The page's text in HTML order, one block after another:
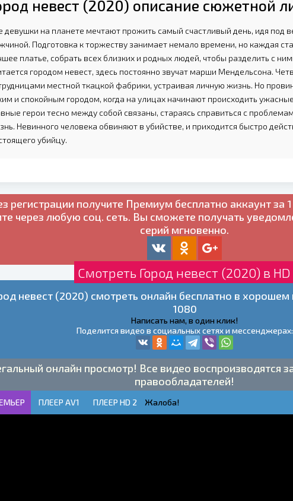
невест (2020) описание сюжетной
девушки на планете мечтают прожить самый счастливый день, идя под
Подготовка к торжеству занимает немало времени, но каждая
платье, собрать всех близких и родных людей, чтобы разделить с
городом невест, здесь постоянно звучат марши Мендельсона.
местной ткацкой фабрики, устраивая личную жизнь. Но
и спокойным городом, когда на улицах начинают происходить
герои тесно между собой связаны, стараясь справиться с
Невинного человека обвиняют в убийстве, и приходится быстро
убийцу.
регистрации получите Премиум бесплатно аккаунт за
через любую соц. сеть. Вы сможете получать
серий мгновенно.
Смотреть Город невест (2020) в HD
невест (2020) смотреть онлайн бесплатно в хорошем
1080
Написать нам, в один клик!
Поделится видео в социальных сетях и мессенджерах:
онлайн просмотр! Все видео воспроизводятся
правообладателей!
ПЛЕЕР AV1 ПЛЕЕР HD 2 Жалоба!